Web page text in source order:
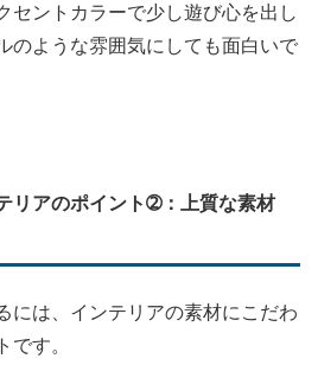
セントカラーで少し遊び心を出し
のような雰囲気にしても面白いで
リアのポイント➁：上質な素材
には、インテリアの素材にこだわ
です。